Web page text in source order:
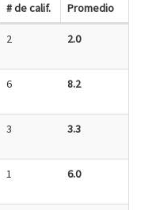
# de calif. Promedio
2 2.0
6 8.2
3 3.3
1 6.0